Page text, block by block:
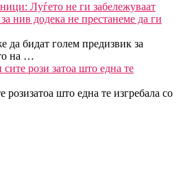
Луѓето не ги забележуваат
нив додека не престанеме да ги
да бидат голем предизвик за
на …
рози затоа што една те
што една те изгребала со